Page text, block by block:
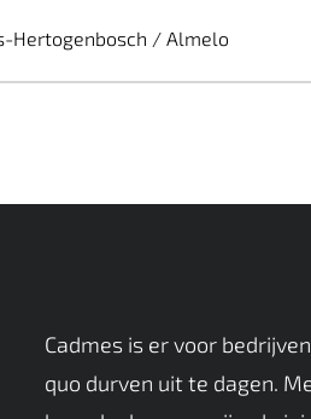
Hertogenbosch / Almelo
Cadmes is er voor
quo durven uit te dagen.